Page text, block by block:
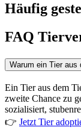
Häufig
FAQ
Warum ein Tier aus
Ein Tier aus dem
zweite Chance zu
sozialisiert,
👉 Jetzt Tier